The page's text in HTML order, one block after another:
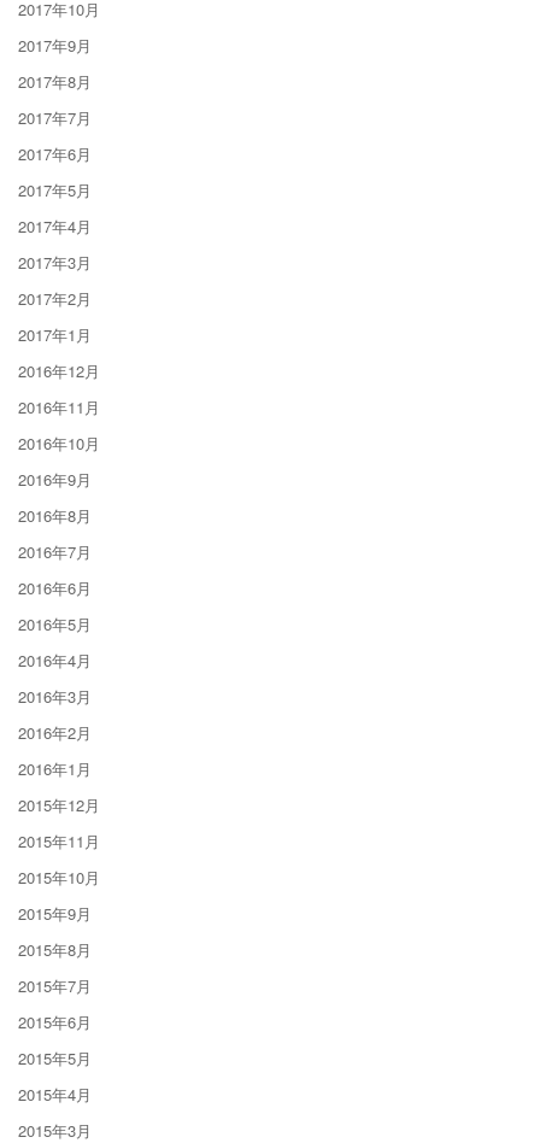
2017年10月
2017年9月
2017年8月
2017年7月
2017年6月
2017年5月
2017年4月
2017年3月
2017年2月
2017年1月
2016年12月
2016年11月
2016年10月
2016年9月
2016年8月
2016年7月
2016年6月
2016年5月
2016年4月
2016年3月
2016年2月
2016年1月
2015年12月
2015年11月
2015年10月
2015年9月
2015年8月
2015年7月
2015年6月
2015年5月
2015年4月
2015年3月